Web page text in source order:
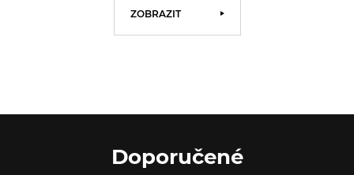
ZOBRAZIT
Doporučené